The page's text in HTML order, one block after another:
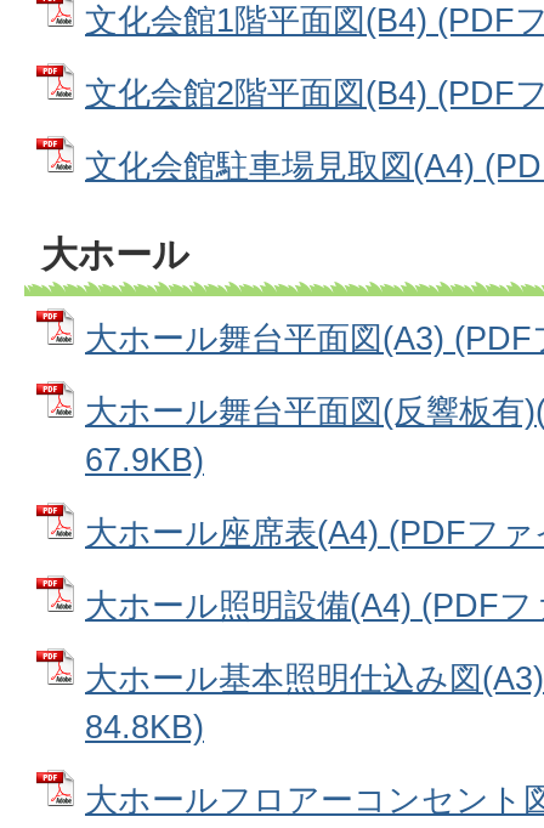
文化会館1階平面図(B4) (PDF
文化会館2階平面図(B4) (PDF
文化会館駐車場見取図(A4)
大ホール
大ホール舞台平面図(A3)
大ホール舞台平面図(反響板有
67.9KB)
大ホール座席表(A4) (PDFフ
大ホール照明設備(A4) (PDF
大ホール基本照明仕込み図
84.8KB)
大ホールフロアーコンセント